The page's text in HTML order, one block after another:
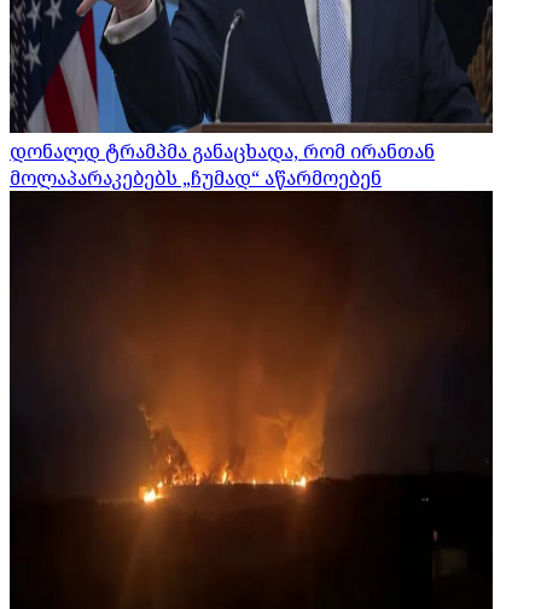
დონალდ ტრამპმა განაცხადა, რომ ირანთან
მოლაპარაკებებს „ჩუმად“ აწარმოებენ